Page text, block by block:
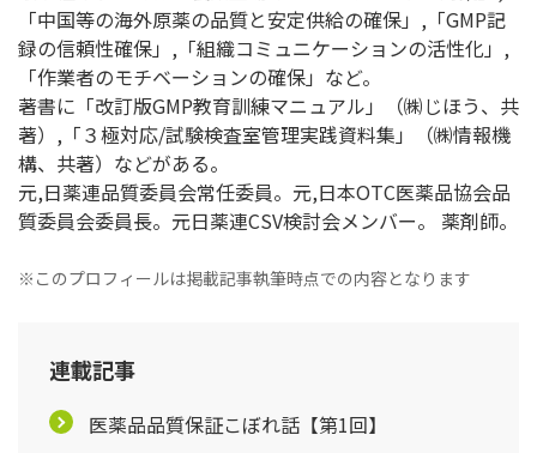
「中国等の海外原薬の品質と安定供給の確保」,「GMP記
録の信頼性確保」,「組織コミュニケーションの活性化」,
「作業者のモチベーションの確保」など。
著書に「改訂版GMP教育訓練マニュアル」（㈱じほう、共
著）,「３極対応/試験検査室管理実践資料集」（㈱情報機
構、共著）などがある。
元,日薬連品質委員会常任委員。元,日本OTC医薬品協会品
質委員会委員長。元日薬連CSV検討会メンバー。 薬剤師。
※このプロフィールは掲載記事執筆時点での内容となります
連載記事
医薬品品質保証こぼれ話【第1回】